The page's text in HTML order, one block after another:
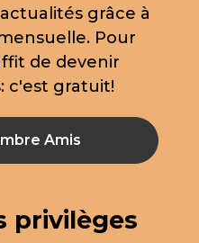
grâce à
Pour
de devenir
c'est gratuit!
Amis
privilèges